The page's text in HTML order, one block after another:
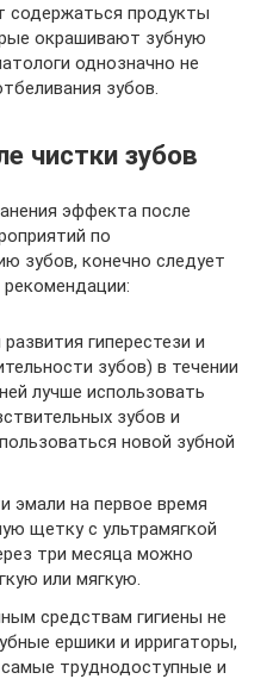
содержаться продукты
окрашивают зубную
однозначно не
зубов.
чистки зубов
эффекта после
по
зубов, конечно следует
гиперестези и
зубов) в течении
лучше использовать
зубов и
новой зубной
эмали на первое время
щетку с ультрамягкой
три месяца можно
или мягкую.
средствам гигиены не
ершики и ирригаторы,
труднодоступные и